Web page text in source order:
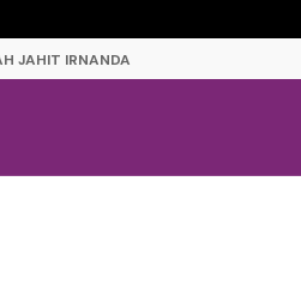
JAHIT IRNANDA